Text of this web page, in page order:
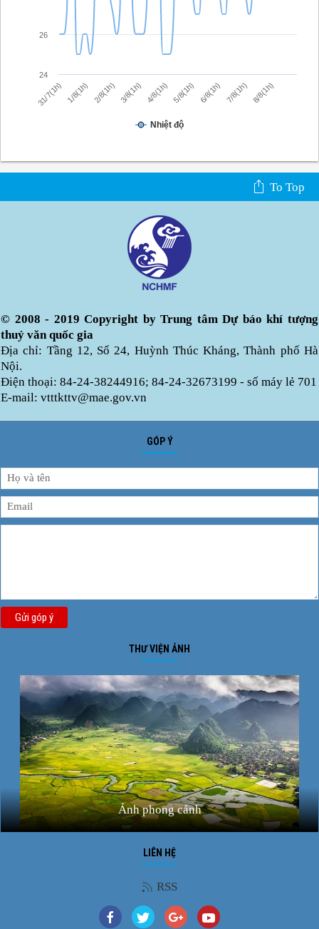
Nhiệt độ
31/7(1h) 1/8(1h) 2/8(1h) 3/8(1h) 4/8(1h) 5/8(1h) 6/8(1h) 7/8(1h) 8/8(1h)
24
26
To Top
© 2008 - 2019 Copyright by Trung tâm Dự báo khí tượng
thuỷ văn quốc gia
Địa chỉ: Tầng 12, Số 24, Huỳnh Thúc Kháng, Thành phố Hà
Nội.
Điện thoại: 84-24-38244916; 84-24-32673199 - số máy lẻ 701
E-mail: vtttkttv@mae.gov.vn
GÓP Ý
Gửi góp ý
THƯ VIỆN ẢNH
Ảnh phong cảnh
LIÊN HỆ
RSS